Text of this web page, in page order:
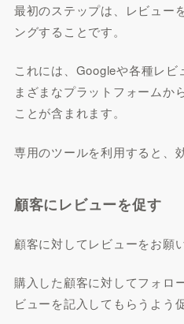
最初のステップは、レビュー
ングすることです。
これには、Googleや各種レビ
まざまなプラットフォームか
ことが含まれます。
専用のツールを利用すると、
顧客にレビューを促す
顧客に対してレビューをお願
購入した顧客に対してフォロ
ビューを記入してもらうよう